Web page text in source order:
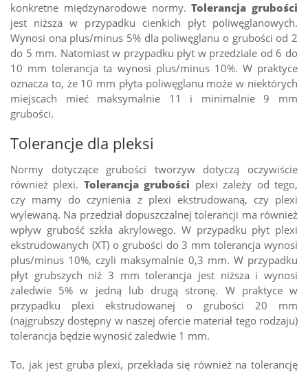
konkretne międzynarodowe normy.Tolerancja grubości
jest niższa w przypadku cienkich płyt poliwęglanowych.
Wynosi ona plus/minus 5% dla poliwęglanu o grubości od 2
do 5 mm. Natomiast w przypadku płyt w przedziale od 6 do
10 mm tolerancja ta wynosi plus/minus 10%. W praktyce
oznacza to, że 10 mm płyta poliwęglanu może w niektórych
miejscach mieć maksymalnie 11 i minimalnie 9 mm
grubości.
Tolerancje dla pleksi
Normy dotyczące grubości tworzyw dotyczą oczywiście
również plexi. Tolerancja grubości plexi zależy od tego,
czy mamy do czynienia z plexi ekstrudowaną, czy plexi
wylewaną. Na przedział dopuszczalnej tolerancji ma również
wpływ grubość szkła akrylowego. W przypadku płyt plexi
ekstrudowanych (XT) o grubości do 3 mm tolerancja wynosi
plus/minus 10%, czyli maksymalnie 0,3 mm. W przypadku
płyt grubszych niż 3 mm tolerancja jest niższa i wynosi
zaledwie 5% w jedną lub drugą stronę. W praktyce w
przypadku plexi ekstrudowanej o grubości 20 mm
(najgrubszy dostępny w naszej ofercie materiał tego rodzaju)
tolerancja będzie wynosić zaledwie 1 mm.
To, jak jest gruba plexi, przekłada się również na tolerancję